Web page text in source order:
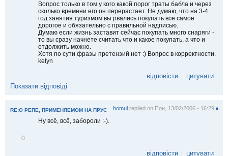
Вопрос только в том у кого какой порог траты бабла и через
сколько времени его он перерастает. Не думаю, что на 3-4
год занятия туризмом вы рвались покупать все самое
дорогое и обязательно с правильной надписью.
Думаю если жизнь заставит сейчас покупать много снаряги -
то вы сразу начнете считать что и какое покупать, а что и
отдолжить можно.
Хотя по сути фразы претензий нет :) Вопрос в корректности.
kelyn
відповісти
цитувати
Показати відповіді
RE:О РЕПЕ, ПРИМЕНЯЕМОМ НА ПРУС homul replied on Пон, 13/02/2006 - 16:29 #
0
Ну всё, всё, забороли :-).
відповісти цитувати